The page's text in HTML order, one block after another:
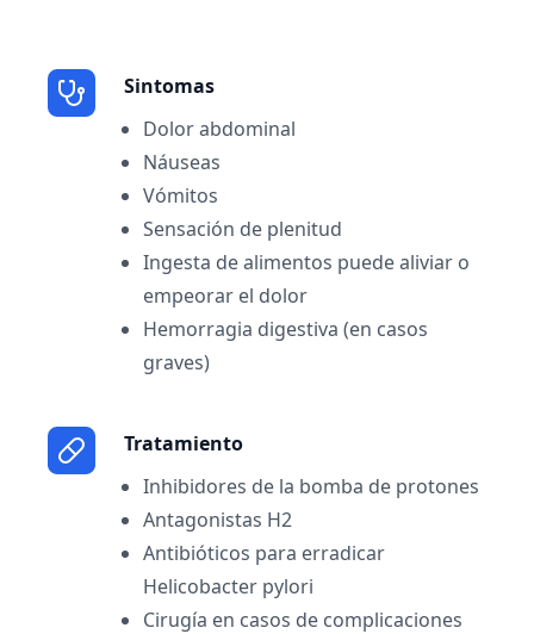
Sintomas
Dolor abdominal
Náuseas
Vómitos
Sensación de plenitud
Ingesta de alimentos puede aliviar o
empeorar el dolor
Hemorragia digestiva (en casos
graves)
Tratamiento
Inhibidores de la bomba de protones
Antagonistas H2
Antibióticos para erradicar
Helicobacter pylori
Cirugía en casos de complicaciones